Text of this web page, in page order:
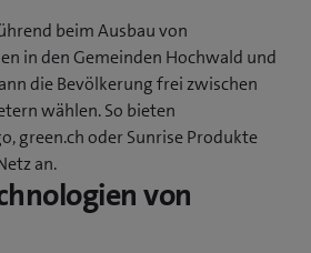
beim Ausbau von
in den Gemeinden Hochwald und
die Bevölkerung frei zwischen
wählen. So bieten
green.ch oder Sunrise Produkte
an.
von